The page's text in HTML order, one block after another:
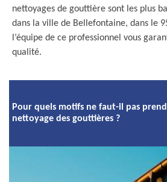
nettoyages de gouttière sont les plus
dans la ville de Bellefontaine, dans le
l’équipe de ce professionnel vous
qualité.
Pour quels motifs ne faut-il pas
nettoyage des gouttières ?